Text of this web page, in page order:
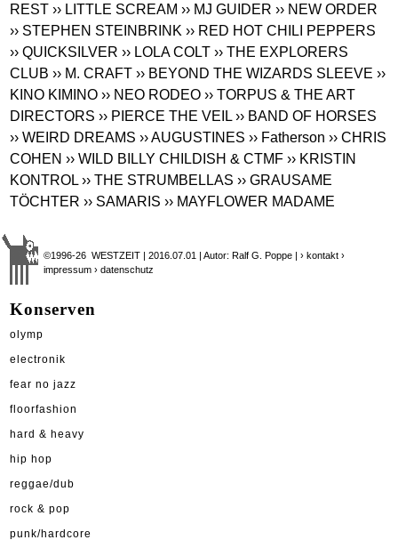
REST ›› LITTLE SCREAM ›› MJ GUIDER ›› NEW ORDER
›› STEPHEN STEINBRINK ›› RED HOT CHILI PEPPERS
›› QUICKSILVER ›› LOLA COLT ›› THE EXPLORERS
CLUB ›› M. CRAFT ›› BEYOND THE WIZARDS SLEEVE ››
KINO KIMINO ›› NEO RODEO ›› TORPUS & THE ART
DIRECTORS ›› PIERCE THE VEIL ›› BAND OF HORSES
›› WEIRD DREAMS ›› AUGUSTINES ›› Fatherson ›› CHRIS
COHEN ›› WILD BILLY CHILDISH & CTMF ›› KRISTIN
KONTROL ›› THE STRUMBELLAS ›› GRAUSAME
TÖCHTER ›› SAMARIS ›› MAYFLOWER MADAME
©1996-26 WESTZEIT | 2016.07.01 | Autor: Ralf G. Poppe |› kontakt ›
impressum › datenschutz
Konserven
olymp
electronik
fear no jazz
floorfashion
hard & heavy
hip hop
reggae/dub
rock & pop
punk/hardcore